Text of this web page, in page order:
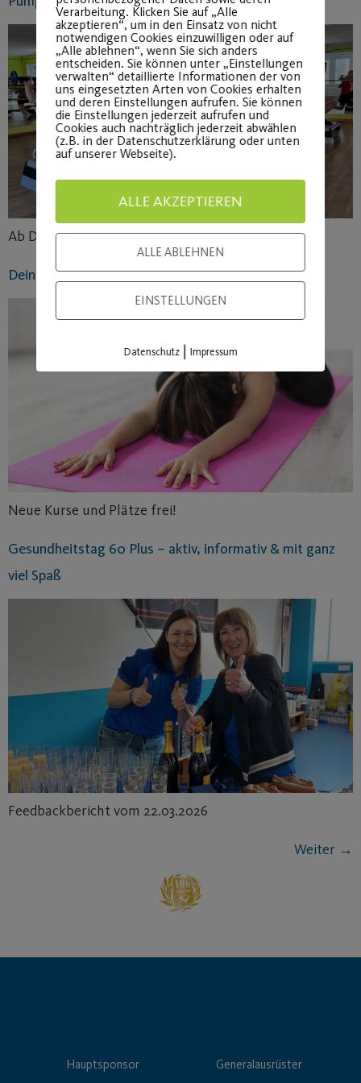
Ab Do. 16.04. und Mo. 04.05.26
Dein Zen ruft – hörst du es? Yoga im April 2026
Neue Kurse und Plätze frei!
Gesundheitstag 60 Plus – aktiv, informativ & mit ganz
viel Spaß
Feedbackbericht vom 22.03.2026
Weiter →
Hauptsponsor Generalausrüster
Verarbeitung. Klicken Sie auf „Alle
akzeptieren“, um in den Einsatz von nicht
notwendigen Cookies einzuwilligen oder auf
„Alle ablehnen“, wenn Sie sich anders
entscheiden. Sie können unter „Einstellungen
verwalten“ detaillierte Informationen der von
uns eingesetzten Arten von Cookies erhalten
und deren Einstellungen aufrufen. Sie können
die Einstellungen jederzeit aufrufen und
Cookies auch nachträglich jederzeit abwählen
(z.B. in der Datenschutzerklärung oder unten
auf unserer Webseite).
ALLE AKZEPTIEREN
ALLE ABLEHNEN
EINSTELLUNGEN
Datenschutz| Impressum